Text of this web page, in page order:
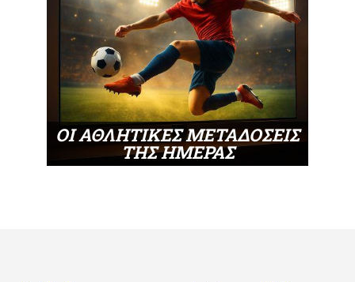
ΟΙ ΑΘΛΗΤΙΚΕΣ ΜΕΤΑΔΟΣΕΙΣ
ΤΗΣ ΗΜΕΡΑΣ